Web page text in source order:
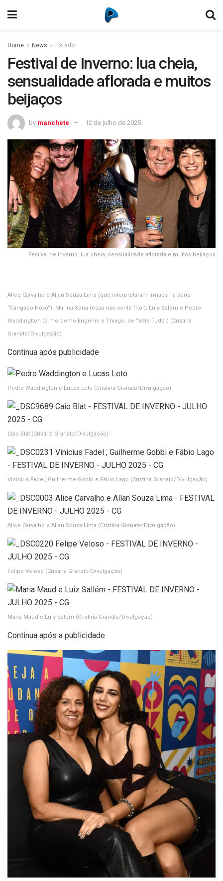
Home News Estado
Festival de Inverno: lua cheia,
sensualidade aflorada e muitos
beijaços
by manchete 12 de julho de 2025
Festival de Inverno: lua cheia, sensualidade aflorada e muitos beijaços
Alice Carvalho e Allan Souza Lima (que interpretaram irmãos na série
“Cangaço Novo”); Marina Sena (essa não sente frio!); Luis Salém e Pedro
Waddingtton (o mordomo Eugênio e Thiago, de “Vale Tudo”) (Cristina
Granato/Divulgação)
Continua após publicidade
Pedro Waddington e Lucas Leto (Cristina Granato/Divulgação)
Caio Blat (Cristina Granato/Divulgação)
Vinicius Fadel, Guilherme Gobbi e Fábio Lago (Cristina Granato/Divulgação)
Alice Carvalho e Allan Souza Lima (Cristina Granato/Divulgação)
Felipe Veloso (Cristina Granato/Divulgação)
Maria Maud e Luis Salém (Cristina Granato/Divulgação)
Continua após a publicidade